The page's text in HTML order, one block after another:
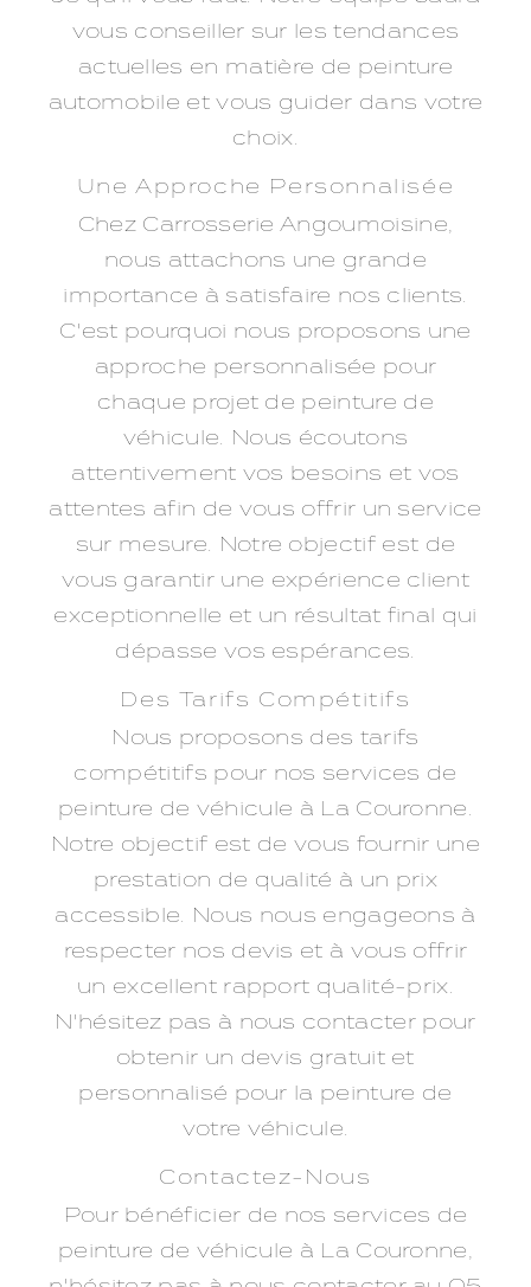
vous conseiller sur les tendances
actuelles en matière de peinture
automobile et vous guider dans votre
choix.
Une Approche Personnalisée
Chez Carrosserie Angoumoisine,
nous attachons une grande
importance à satisfaire nos clients.
C'est pourquoi nous proposons une
approche personnalisée pour
chaque projet de peinture de
véhicule. Nous écoutons
attentivement vos besoins et vos
attentes afin de vous offrir un service
sur mesure. Notre objectif est de
vous garantir une expérience client
exceptionnelle et un résultat final qui
dépasse vos espérances.
Des Tarifs Compétitifs
Nous proposons des tarifs
compétitifs pour nos services de
peinture de véhicule à La Couronne.
Notre objectif est de vous fournir une
prestation de qualité à un prix
accessible. Nous nous engageons à
respecter nos devis et à vous offrir
un excellent rapport qualité-prix.
N'hésitez pas à nous contacter pour
obtenir un devis gratuit et
personnalisé pour la peinture de
votre véhicule.
Contactez-Nous
Pour bénéficier de nos services de
peinture de véhicule à La Couronne,